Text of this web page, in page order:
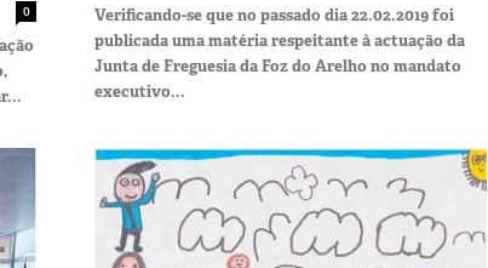
0
Verificando-se que no passado dia 22.02.2019 foi
publicada uma matéria respeitante à actuação da
Junta de Freguesia da Foz do Arelho no mandato
executivo...